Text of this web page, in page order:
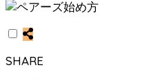
SHARE